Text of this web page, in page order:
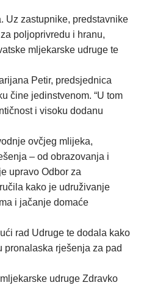
Uz zastupnike, predstavnike
poljoprivredu i hranu,
mljekarske udruge te
Petir, predsjednica
čine jedinstvenom. “U tom
i visoku dodanu
ovčjeg mlijeka,
– od obrazovanja i
upravo Odbor za
kako je udruživanje
i jačanje domaće
rad Udruge te dodala kako
rješenja za pad
udruge Zdravko